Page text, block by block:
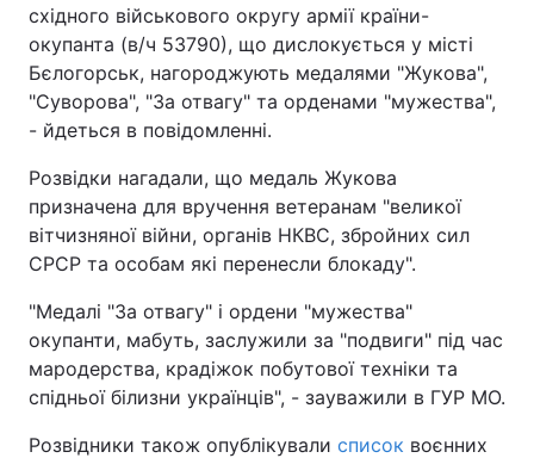
східного військового округу армії країни-
окупанта (в/ч 53790), що дислокується у місті
Бєлогорськ, нагороджують медалями "Жукова",
"Суворова", "За отвагу" та орденами "мужества",
- йдеться в повідомленні.
Розвідки нагадали, що медаль Жукова
призначена для вручення ветеранам "великої
вітчизняної війни, органів НКВС, збройних сил
СРСР та особам які перенесли блокаду".
"Медалі "За отвагу" і ордени "мужества"
окупанти, мабуть, заслужили за "подвиги" під час
мародерства, крадіжок побутової техніки та
спідньої білизни українців", - зауважили в ГУР МО.
Розвідники також опублікували список воєнних